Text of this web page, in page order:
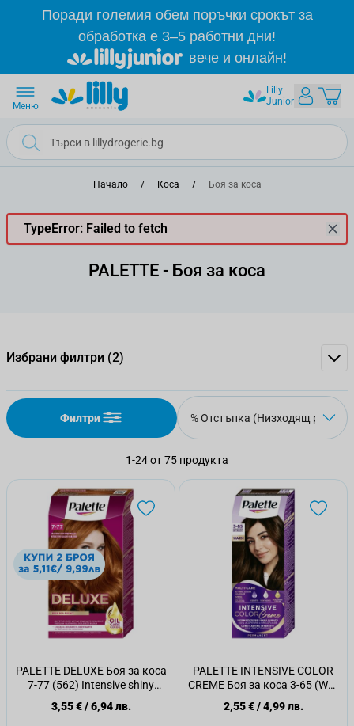
Прескачане към съдържанието
Поради големия обем поръчки срокът за
обработка е 3–5 работни дни!
вече и онлайн!
Lilly
Junior
Меню
Начало / Коса / Боя за коса
TypeError: Failed to fetch
PALETTE - Боя за коса
Избрани филтри (2)
Филтри
1-24от75 продукта
PALETTE DELUXE Боя за коса
7-77 (562) Intensive shiny
copper
3,55 €/6,94 лв.
PALETTE INTENSIVE COLOR
CREME Боя за коса 3-65 (W2)
Dark chocolate
2,55 €/4,99 лв.